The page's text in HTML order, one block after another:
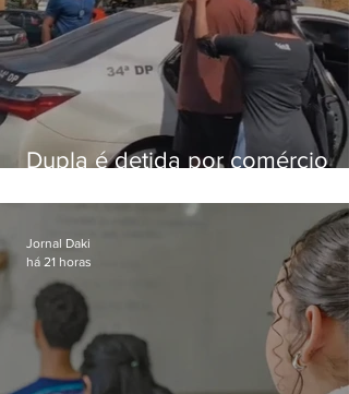
Dupla é detida por comércio
Bangu
Jornal Daki
há 21 horas